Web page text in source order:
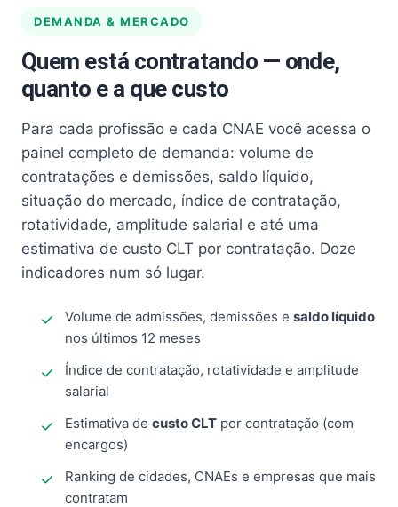
DEMANDA & MERCADO
Quem está contratando — onde,
quanto e a que custo
Para cada profissão e cada CNAE você acessa o
painel completo de demanda: volume de
contratações e demissões, saldo líquido,
situação do mercado, índice de contratação,
rotatividade, amplitude salarial e até uma
estimativa de custo CLT por contratação. Doze
indicadores num só lugar.
Volume de admissões, demissões e saldo líquido
nos últimos 12 meses
Índice de contratação, rotatividade e amplitude
salarial
Estimativa de custo CLT por contratação (com
encargos)
Ranking de cidades, CNAEs e empresas que mais
contratam